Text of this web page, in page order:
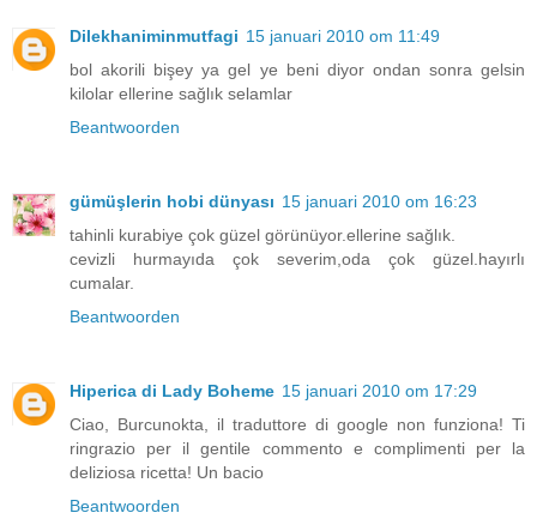
Dilekhaniminmutfagi 15 januari 2010 om 11:49
bol akorili bişey ya gel ye beni diyor ondan sonra gelsin
kilolar ellerine sağlık selamlar
Beantwoorden
gümüşlerin hobi dünyası 15 januari 2010 om 16:23
tahinli kurabiye çok güzel görünüyor.ellerine sağlık.
cevizli hurmayıda çok severim,oda çok güzel.hayırlı
cumalar.
Beantwoorden
Hiperica di Lady Boheme 15 januari 2010 om 17:29
Ciao, Burcunokta, il traduttore di google non funziona! Ti
ringrazio per il gentile commento e complimenti per la
deliziosa ricetta! Un bacio
Beantwoorden